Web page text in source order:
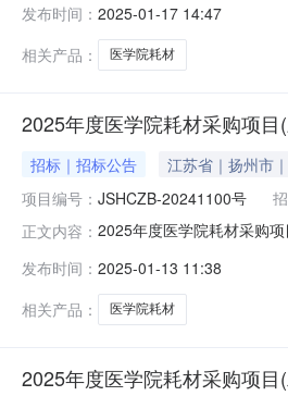
范围：详见本项目招标文
服务标准：详见本
发布时间： 2025-01-17 14:47
相关产品：
医学院耗材
2025年度医学院耗材采购项
招标｜招标公告 江苏省｜扬州市
项目编号： JSHCZB-20241100号
正文内容： 2025年度医学院耗材采购
部获取采购文件，并于
（三
发布时间： 2025-01-13 11:38
相关产品：
医学院耗材
2025年度医学院耗材采购项